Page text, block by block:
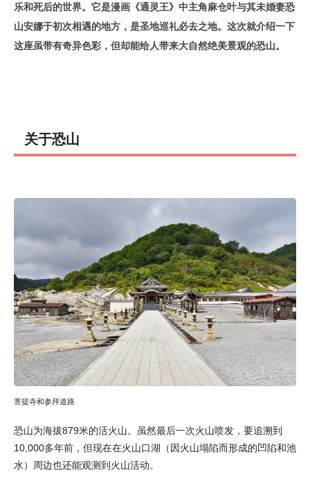
乐和死后的世界。它是漫画《通灵王》中主角麻仓叶与其未婚妻恐
山安娜于初次相遇的地方，是圣地巡礼必去之地。这次就介绍一下
这座虽带有奇异色彩，但却能给人带来大自然绝美景观的恐山。
关于恐山
菩提寺和参拜道路
恐山为海拔879米的活火山。虽然最后一次火山喷发，要追溯到
10,000多年前，但现在在火山口湖（因火山塌陷而形成的凹陷和池
水）周边也还能观测到火山活动。